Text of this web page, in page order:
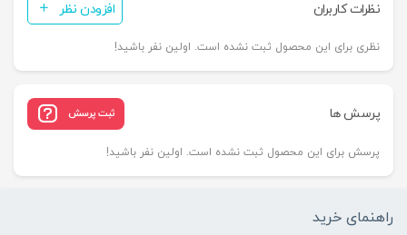
نظرات کاربران افزودن نظر
نظری برای این محصول ثبت نشده است. اولین نفر باشید!
پرسش ها ثبت پرسش
پرسش برای این محصول ثبت نشده است. اولین نفر باشید!
راهنمای خرید